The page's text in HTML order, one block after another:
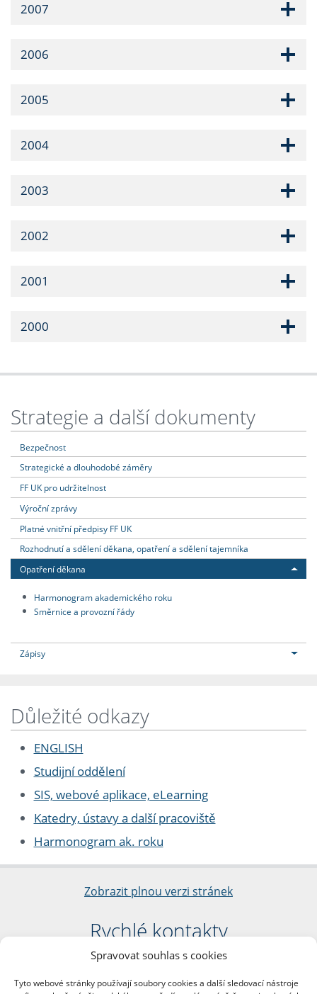
Spravovat souhlas s cookies
Tyto webové stránky používají soubory cookies a další sledovací nástroje
2007
2006
2005
2004
2003
2002
2001
2000
Strategie a další dokumenty
Bezpečnost
Strategické a dlouhodobé záměry
FF UK pro udržitelnost
Výroční zprávy
Platné vnitřní předpisy FF UK
Rozhodnutí a sdělení děkana, opatření a sdělení tajemníka
Opatření děkana
Harmonogram akademického roku
Směrnice a provozní řády
Zápisy
Důležité odkazy
ENGLISH
Studijní oddělení
SIS, webové aplikace, eLearning
Katedry, ústavy a další pracoviště
Harmonogram ak. roku
Zobrazit plnou verzi stránek
Rychlé kontakty
Filozofická fakulta
nám. Jana Palacha 1/2